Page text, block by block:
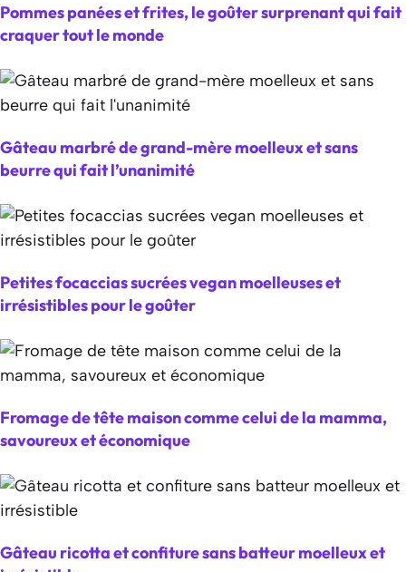
Pommes panées et frites, le goûter surprenant qui fait
craquer tout le monde
Gâteau marbré de grand-mère moelleux et sans
beurre qui fait l’unanimité
Petites focaccias sucrées vegan moelleuses et
irrésistibles pour le goûter
Fromage de tête maison comme celui de la mamma,
savoureux et économique
Gâteau ricotta et confiture sans batteur moelleux et